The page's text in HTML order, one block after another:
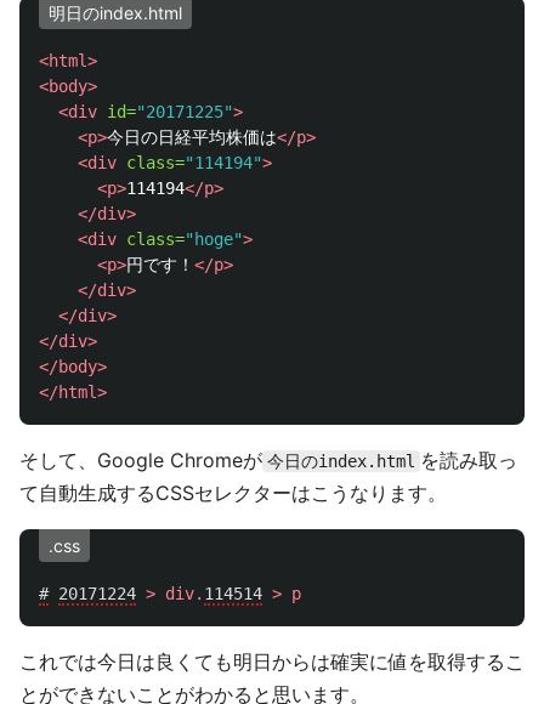
明日のindex.html
<html>
<body>
<div id="20171225">
<p>今日の日経平均株価は</p>
<div class="114194">
<p>114194</p>
</div>
<div class="hoge">
<p>円です！ </p>
</div>
</div>
</div>
</body>
</html>
そして、Google Chromeが 今日のindex.html を読み取っ
て自動生成するCSSセレクターはこうなります。
.css
# 20171224 > div. 114514 > p
これでは今日は良くても明日からは確実に値を取得するこ
とができないことがわかると思います。